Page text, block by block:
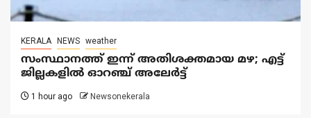
KERALA NEWS weather
സംസ്ഥാനത്ത് ഇന്ന് അതിശക്തമായ മഴ; എട്ട്
ജില്ലകളിൽ ഓറഞ്ച് അലേര്‍ട്ട്
1 hour ago Newsonekerala